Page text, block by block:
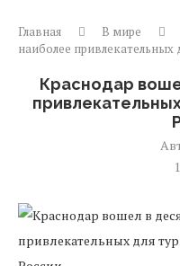
Главная В мире
наиболее привлекательных
Краснодар